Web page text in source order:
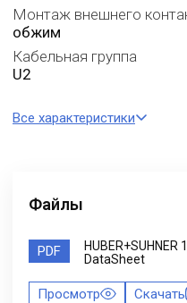
Монтаж внешнего
обжим
Кабельная группа
U2
Все характеристики
Файлы
PDF
DataSheet
Просмотр Скачать